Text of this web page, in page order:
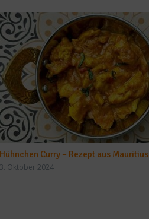
Hühnchen Curry – Rezept aus Mauritius
3. Oktober 2024